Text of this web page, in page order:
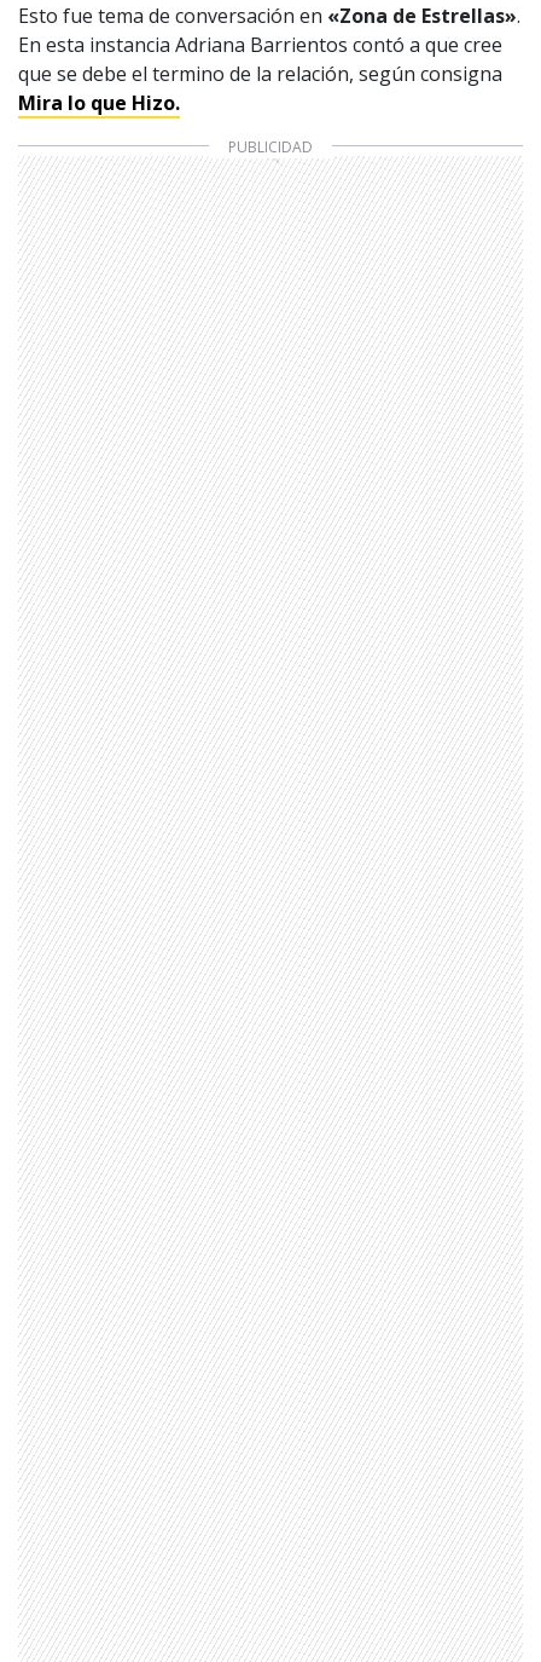
Esto fue tema de conversación en «Zona de Estrellas».
En esta instancia Adriana Barrientos contó a que cree
que se debe el termino de la relación, según consigna
Mira lo que Hizo.